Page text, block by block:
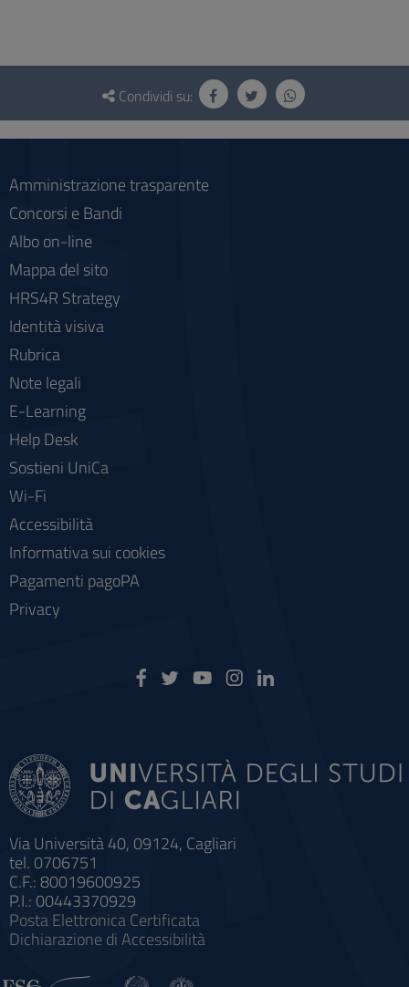
Questionario
social
Condividi su:
Via Università 40, 09124, Cagliari
tel. 0706751
C.F.: 80019600925
P.I.: 00443370929
Posta Elettronica Certificata
Dichiarazione di Accessibilità
Amministrazione trasparente
Concorsi e Bandi
Albo on-line
Mappa del sito
HRS4R Strategy
Identità visiva
Rubrica
Note legali
E-Learning
Help Desk
Sostieni UniCa
Wi-Fi
Accessibilità
Informativa sui cookies
Pagamenti pagoPA
Privacy